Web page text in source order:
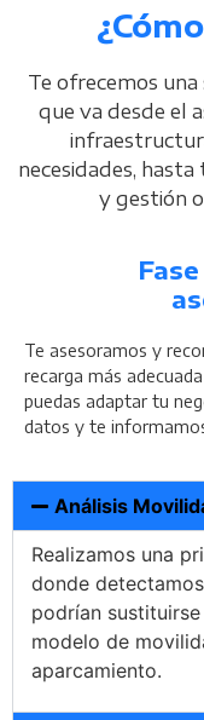
Te ofrecemos
que va desde el
necesidades,
y gestión
Te asesoramos y
recarga más
puedas adaptar tu
datos y te
Análisis
Realizamos una
donde
podrían
modelo de
aparcamiento.